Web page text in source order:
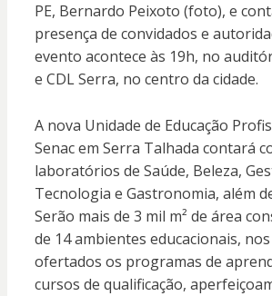
PE, Bernardo Peixoto (foto), e
presença de convidados e
evento acontece às 19h, no
e CDL Serra, no centro da cidade.
A nova Unidade de Educação
Senac em Serra Talhada contará
laboratórios de Saúde, Beleza,
Tecnologia e Gastronomia, além
Serão mais de 3 mil m² de área
de 14 ambientes educacionais,
ofertados os programas de
cursos de qualificação,